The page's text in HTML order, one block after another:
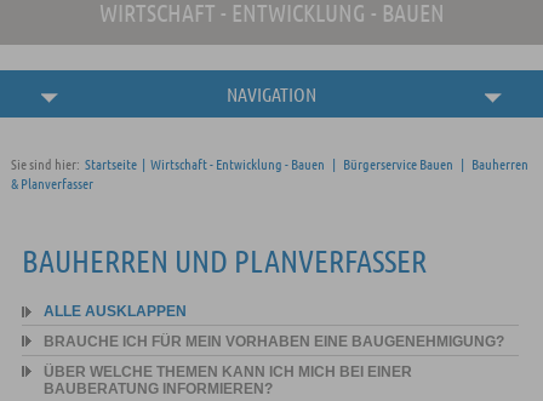
WIRTSCHAFT - ENTWICKLUNG - BAUEN
NAVIGATION
Sie sind hier: Startseite | Wirtschaft - Entwicklung - Bauen | Bürgerservice Bauen | Bauherren
& Planverfasser
BAUHERREN UND PLANVERFASSER
ALLE AUSKLAPPEN
BRAUCHE ICH FÜR MEIN VORHABEN EINE BAUGENEHMIGUNG?
ÜBER WELCHE THEMEN KANN ICH MICH BEI EINER
BAUBERATUNG INFORMIEREN?